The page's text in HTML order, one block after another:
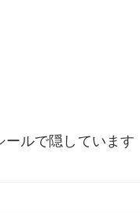
ルで隠しています